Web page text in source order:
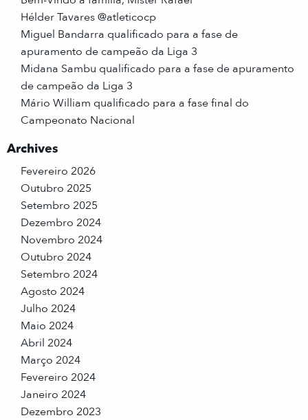
Hélder Tavares @atleticocp
Miguel Bandarra qualificado para a fase de
apuramento de campeão da Liga 3
Midana Sambu qualificado para a fase de apuramento
de campeão da Liga 3
Mário William qualificado para a fase final do
Campeonato Nacional
Archives
Fevereiro 2026
Outubro 2025
Setembro 2025
Dezembro 2024
Novembro 2024
Outubro 2024
Setembro 2024
Agosto 2024
Julho 2024
Maio 2024
Abril 2024
Março 2024
Fevereiro 2024
Janeiro 2024
Dezembro 2023